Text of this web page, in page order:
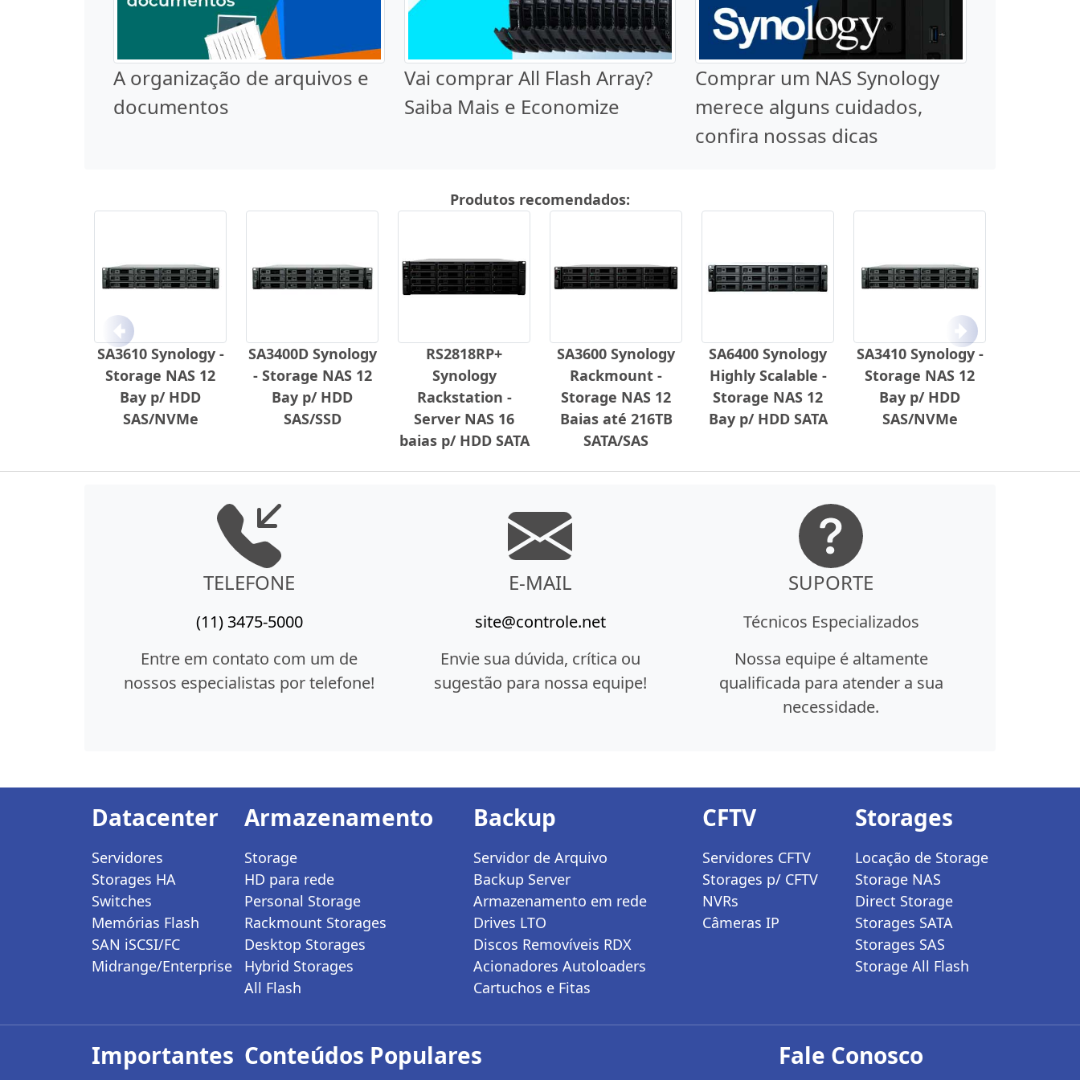
A organização de arquivos e
documentos
Vai comprar All Flash Array?
Saiba Mais e Economize
Comprar um NAS Synology
merece alguns cuidados,
confira nossas dicas
Produtos recomendados:
SA3610 Synology -
Storage NAS 12
Bay p/ HDD
SAS/NVMe
SA3400D Synology
- Storage NAS 12
Bay p/ HDD
SAS/SSD
RS2818RP+
Synology
Rackstation -
Server NAS 16
baias p/ HDD SATA
SA3600 Synology
Rackmount -
Storage NAS 12
Baias até 216TB
SATA/SAS
SA6400 Synology
Highly Scalable -
Storage NAS 12
Bay p/ HDD SATA
SA3410 Synology -
Storage NAS 12
Bay p/ HDD
SAS/NVMe
Anterior Próximo
TELEFONE
(11) 3475-5000
Entre em contato com um de
nossos especialistas por telefone!
E-MAIL
site@controle.net
Envie sua dúvida, crítica ou
sugestão para nossa equipe!
SUPORTE
Técnicos Especializados
Nossa equipe é altamente
qualificada para atender a sua
necessidade.
Datacenter
Servidores
Storages HA
Switches
Memórias Flash
SAN iSCSI/FC
Midrange/Enterprise
Armazenamento
Storage
HD para rede
Personal Storage
Rackmount Storages
Desktop Storages
Hybrid Storages
All Flash
Backup
Servidor de Arquivo
Backup Server
Armazenamento em rede
Drives LTO
Discos Removíveis RDX
Acionadores Autoloaders
Cartuchos e Fitas
CFTV
Servidores CFTV
Storages p/ CFTV
NVRs
Câmeras IP
Storages
Locação de Storage
Storage NAS
Direct Storage
Storages SATA
Storages SAS
Storage All Flash
Importantes Conteúdos Populares Fale Conosco